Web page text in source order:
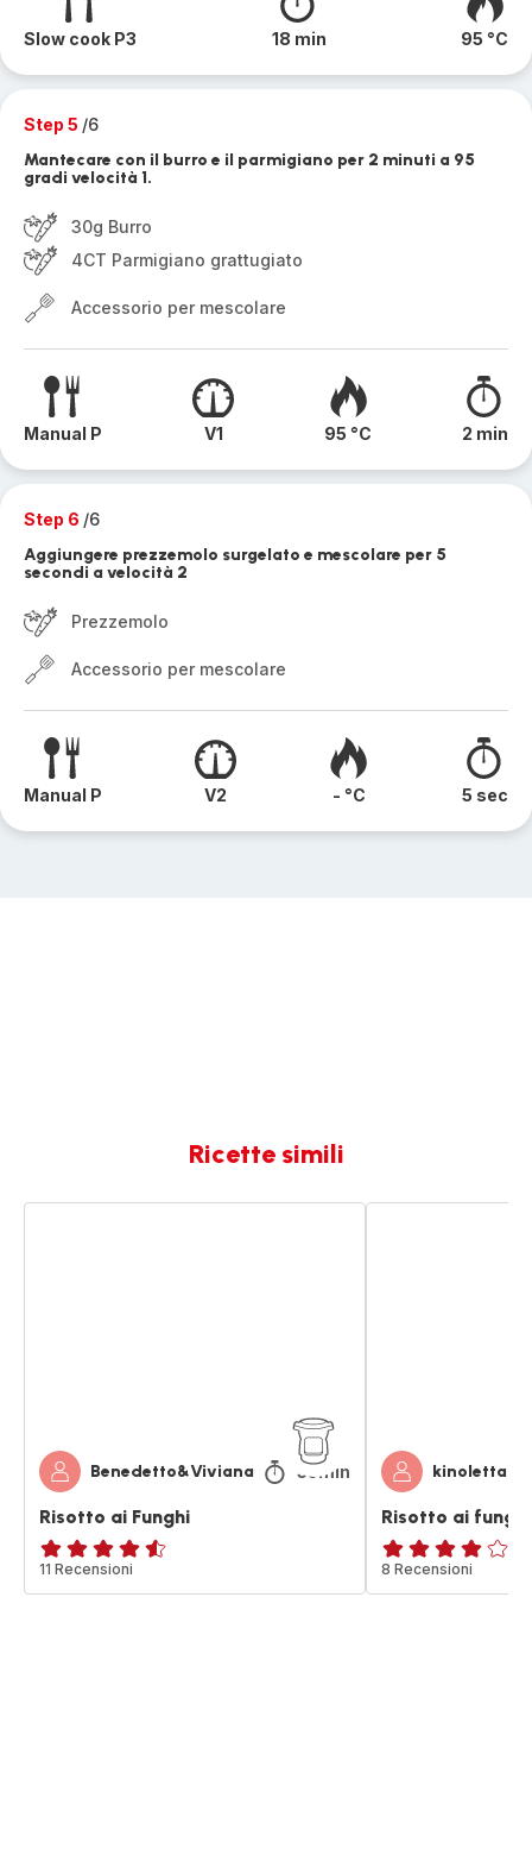
Slow cook P3 18 min 95 °C
Step 5 /6
Mantecare con il burro e il parmigiano per 2 minuti a 95
gradi velocità 1.
30g Burro
4CT Parmigiano grattugiato
Accessorio per mescolare
Manual P V1 95 °C 2 min
Step 6 /6
Aggiungere prezzemolo surgelato e mescolare per 5
secondi a velocità 2
Prezzemolo
Accessorio per mescolare
Manual P V2 - °C 5 sec
Ricette simili
Benedetto&Viviana 33min
Risotto ai Funghi
ratings.4.5
11 Recensioni
kinoletta
Risotto ai funghi
Recensione
di
8 Recensioni